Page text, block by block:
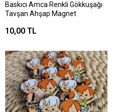
Baskıcı Amca Renkli Gökkuşağı
Tavşan Ahşap Magnet
10,00 TL